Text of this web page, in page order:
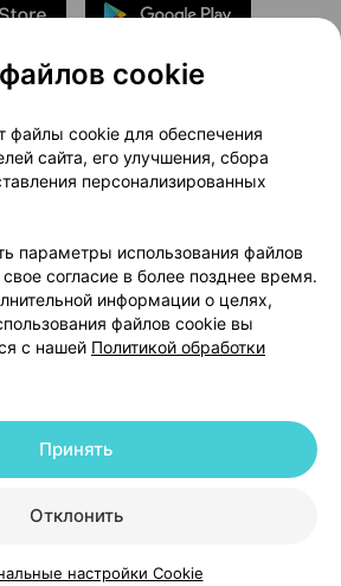
Новости проекта
Медицинский маркетинг
договор
Доставка
Вакансии
Партнеры
руководителю 103.by
в поддержку
настройки Cookie
УНП 191700409 | 220012, Республика Беларусь,
+375 291212755
cookie
файлы cookie для обеспечения
сайта, его улучшения, сбора
персонализированных
параметры использования файлов
согласие в более позднее время.
информации о целях,
файлов cookie вы
с нашей Политикой обработки
Отклонить
Принять
настройки Cookie